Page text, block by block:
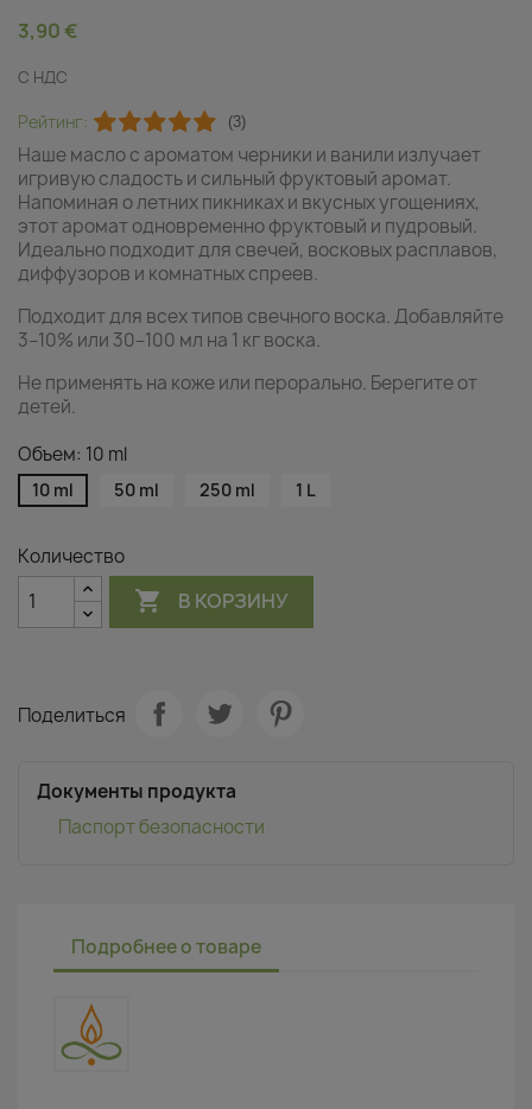
3,90 €
С НДС
Рейтинг: (3)
Наше масло с ароматом черники и ванили излучает
игривую сладость и сильный фруктовый аромат.
Напоминая о летних пикниках и вкусных угощениях,
этот аромат одновременно фруктовый и пудровый.
Идеально подходит для свечей, восковых расплавов,
диффузоров и комнатных спреев.
Подходит для всех типов свечного воска. Добавляйте
3–10% или 30–100 мл на 1 кг воска.
Не применять на коже или перорально. Берегите от
детей.
Объем: 10 ml
10 ml 50 ml 250 ml 1 L
Количество
 В КОРЗИНУ
Поделиться
Документы продукта
Паспорт безопасности
Подробнее о товаре